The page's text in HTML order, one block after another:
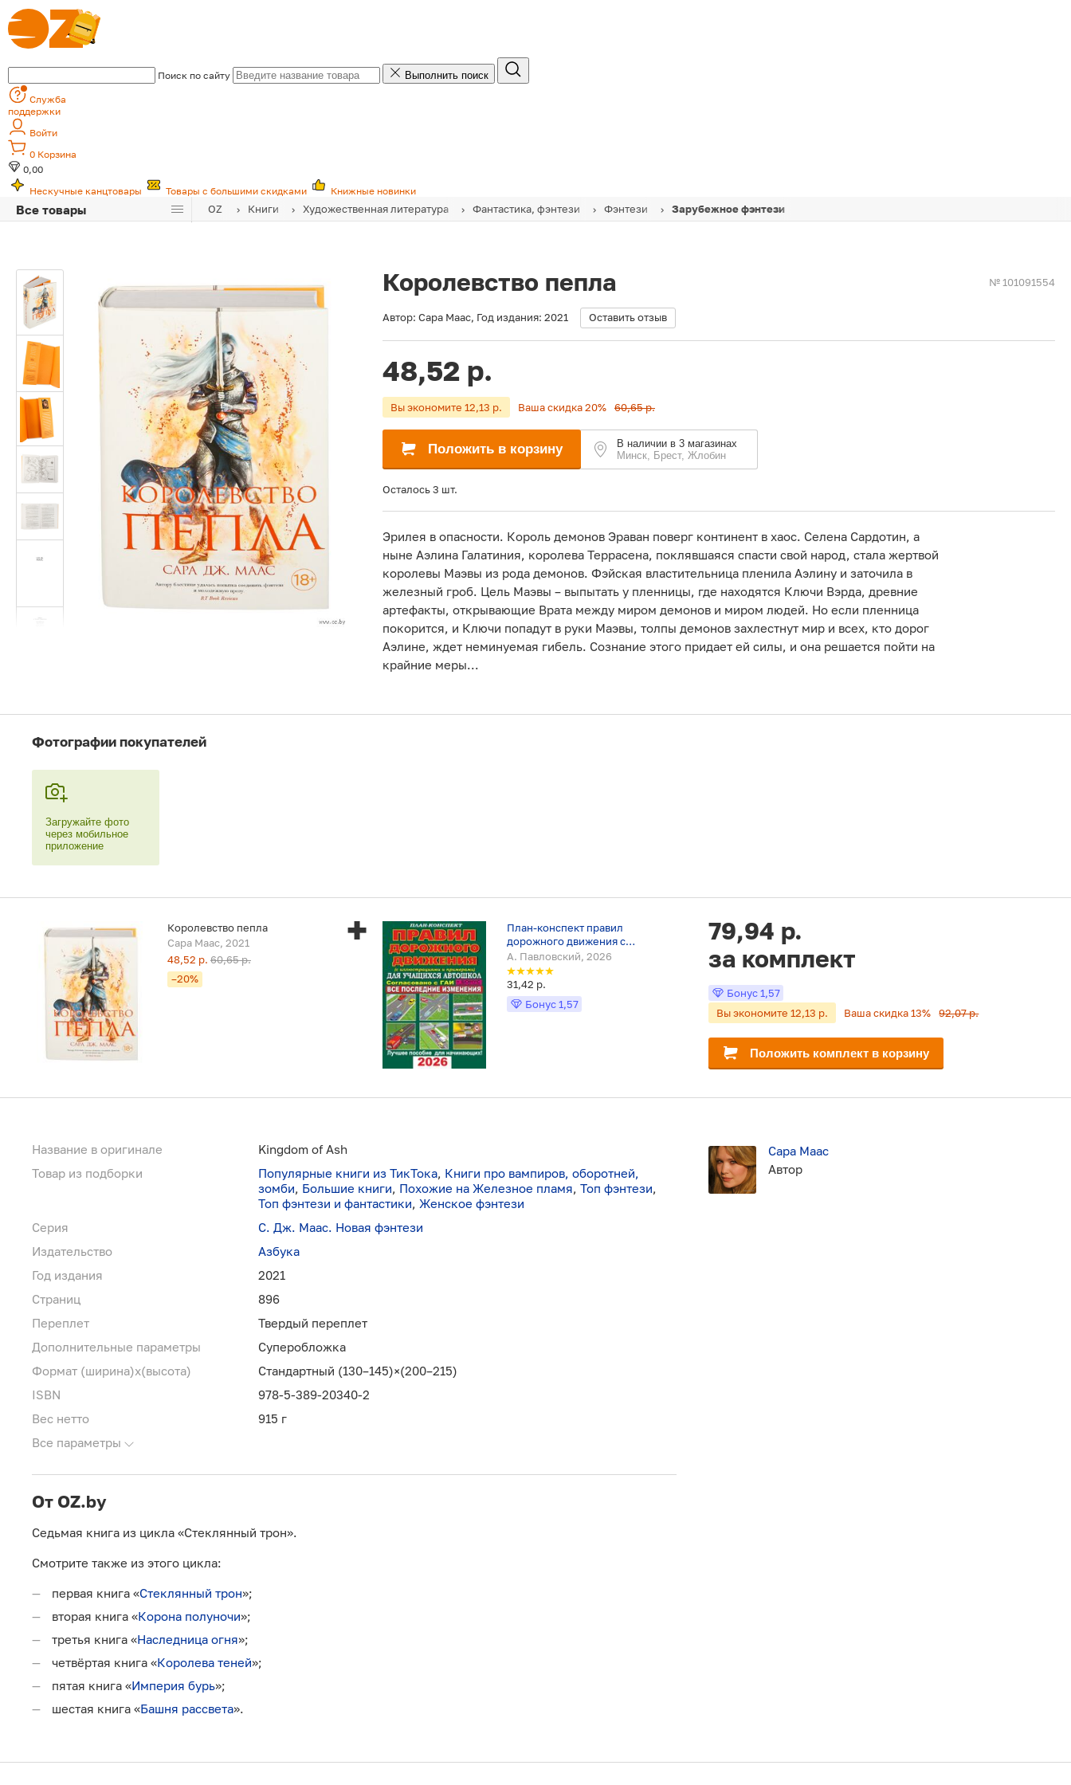
Поиск по сайту
Выполнить поиск
Служба
поддержки
Войти
0 Корзина
0,00
Нескучные канцтовары
Товары с большими скидками Книжные новинки
Все товары OZ Книги Художественная литература Фантастика, фэнтези Фэнтези Зарубежное фэнтези
Королевство пепла № 101091554
Автор: Сара Маас, Год издания: 2021 Оставить отзыв
48,52 р.
Вы экономите 12,13 р. Ваша скидка 20% 60,65 р.
Положить в корзину
В наличии в 3 магазинах
Минск, Брест, Жлобин
Осталось 3 шт.
Эрилея в опасности. Король демонов Эраван поверг континент в хаос. Селена Сардотин, а
ныне Аэлина Галатиния, королева Террасена, поклявшаяся спасти свой народ, стала жертвой
королевы Маэвы из рода демонов. Фэйская властительница пленила Аэлину и заточила в
железный гроб. Цель Маэвы – выпытать у пленницы, где находятся Ключи Вэрда, древние
артефакты, открывающие Врата между миром демонов и миром людей. Но если пленница
покорится, и Ключи попадут в руки Маэвы, толпы демонов захлестнут мир и всех, кто дорог
Аэлине, ждет неминуемая гибель. Сознание этого придает ей силы, и она решается пойти на
крайние меры...
Фотографии покупателей
Загружайте фото
через мобильное
приложение
Королевство пепла
Сара Маас, 2021
48,52 р. 60,65 р.
–20%
План-конспект правил
дорожного движения с
иллюстрациями и примерами для
учащихся автошкол 2026
А. Павловский, 2026
31,42 р.
Бонус1,57
79,94 р.
за комплект
Бонус1,57
Вы экономите 12,13 р.
Ваша скидка 13% 92,07 р.
Положить комплект в корзину
Название в оригинале
Kingdom of Ash
Товар из подборки
Популярные книги из ТикТока, Книги про вампиров, оборотней,
зомби, Большие книги, Похожие на Железное пламя, Топ фэнтези,
Топ фэнтези и фантастики, Женское фэнтези
Серия
С. Дж. Маас. Новая фэнтези
Издательство
Азбука
Год издания
2021
Страниц
896
Переплет
Твердый переплет
Дополнительные параметры
Суперобложка
Формат (ширина)х(высота)
Стандартный (130–145)×(200–215)
ISBN
978-5-389-20340-2
Вес нетто
915 г
Все параметры
От OZ.by
Седьмая книга из цикла «Стеклянный трон».
Смотрите также из этого цикла:
первая книга «Стеклянный трон»;
вторая книга «Корона полуночи»;
третья книга «Наследница огня»;
четвёртая книга «Королева теней»;
пятая книга «Империя бурь»;
шестая книга «Башня рассвета».
Сара Маас
Автор